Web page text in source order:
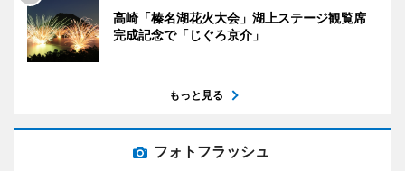
高崎「榛名湖花火大会」湖上ステージ観覧席
完成記念で「じぐろ京介」
もっと見る
フォトフラッシュ